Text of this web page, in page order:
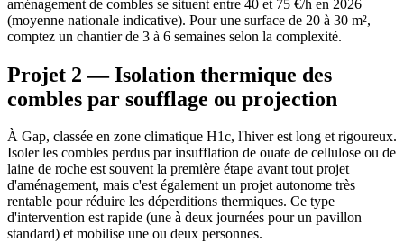
aménagement de combles se situent entre 40 et 75 €/h en 2026
(moyenne nationale indicative). Pour une surface de 20 à 30 m²,
comptez un chantier de 3 à 6 semaines selon la complexité.
Projet 2 — Isolation thermique des
combles par soufflage ou projection
À Gap, classée en zone climatique H1c, l'hiver est long et rigoureux.
Isoler les combles perdus par insufflation de ouate de cellulose ou de
laine de roche est souvent la première étape avant tout projet
d'aménagement, mais c'est également un projet autonome très
rentable pour réduire les déperditions thermiques. Ce type
d'intervention est rapide (une à deux journées pour un pavillon
standard) et mobilise une ou deux personnes.